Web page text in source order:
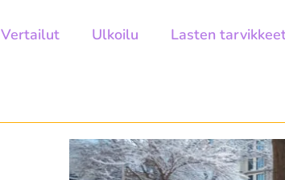
Vertailut Ulkoilu Lasten